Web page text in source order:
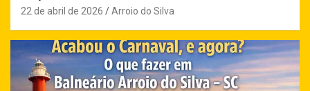
22 de abril de 2026 Arroio do Silva